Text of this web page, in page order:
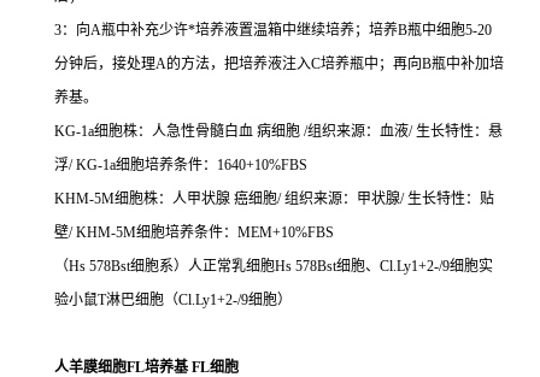
3：向A瓶中补充少许*培养液置温箱中继续培养；培养B瓶中细胞5-20
分钟后，接处理A的方法，把培养液注入C培养瓶中；再向B瓶中补加培
养基。
KG-1a细胞株：人急性骨髓白血 病细胞 /组织来源：血液/ 生长特性：悬
浮/ KG-1a细胞培养条件：1640+10%FBS
KHM-5M细胞株：人甲状腺 癌细胞/ 组织来源：甲状腺/ 生长特性：贴
壁/ KHM-5M细胞培养条件：MEM+10%FBS
（Hs 578Bst细胞系）人正常乳细胞Hs 578Bst细胞、Cl.Ly1+2-/9细胞实
验小鼠T淋巴细胞（Cl.Ly1+2-/9细胞）
人羊膜细胞FL培养基 FL细胞